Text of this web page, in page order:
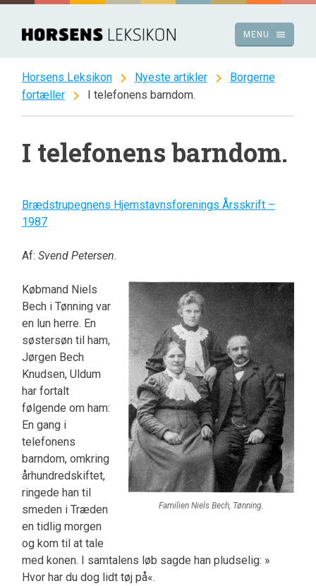
Spring
indhold
menu
MENU
Horsens Leksikon chevron_right Nyeste artikler chevron_right
Borgerne
fortæller
chevron_right I telefonens barndom.
I telefonens barndom.
Brædstrupegnens Hjemstavnsforenings Årsskrift –
1987
Af: Svend Petersen.
Familien Niels Bech, Tønning.
Købmand Niels
Bech i Tønning var
en lun herre. En
søstersøn til ham,
Jørgen Bech
Knudsen, Ul­dum
har fortalt
følgende om ham:
En gang i
telefonens
barndom, omkring
århund­redskiftet,
ringede han til
smeden i Træden
en tidlig morgen
og kom til at tale
med konen. I samta­lens løb sagde han pludselig: »
Hvor har du dog lidt tøj på«.